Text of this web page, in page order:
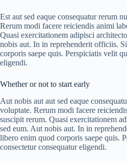
Est aut sed eaque consequatur rerum
Rerum modi facere reiciendis animi
Quasi exercitationem adipisci
nobis aut. In in reprehenderit officiis.
corporis saepe quis. Perspiciatis velit
eligendi.
Whether or not to start early
Aut nobis aut aut sed eaque
voluptate. Rerum modi facere
suscipit rerum. Quasi exercitationem
sed eum. Aut nobis aut. In in
libero enim quod corporis saepe quis.
consectetur consequatur eligendi.